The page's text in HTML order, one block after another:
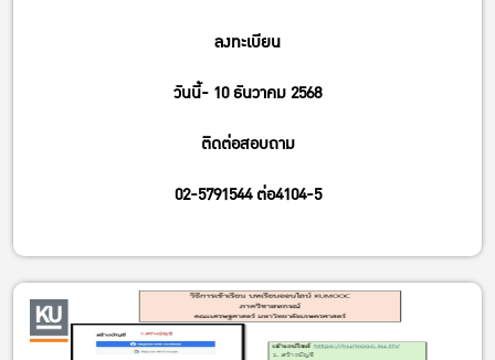
ลงทะเบียน
วันนี้- 10 ธันวาคม 2568
ติดต่อสอบถาม
02-5791544 ต่อ4104-5